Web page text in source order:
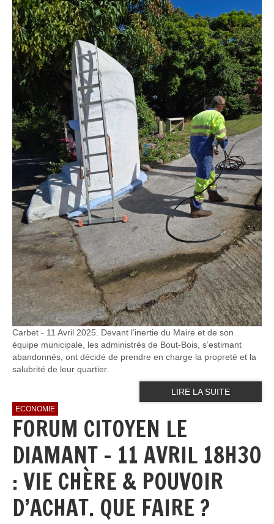
Carbet - 11 Avril 2025. Devant l’inertie du Maire et de son
équipe municipale, les administrés de Bout-Bois, s’estimant
abandonnés, ont décidé de prendre en charge la propreté et la
salubrité de leur quartier.
LIRE LA SUITE
ECONOMIE
FORUM CITOYEN LE
DIAMANT - 11 AVRIL 18H30
: VIE CHÈRE & POUVOIR
D’ACHAT. QUE FAIRE ?